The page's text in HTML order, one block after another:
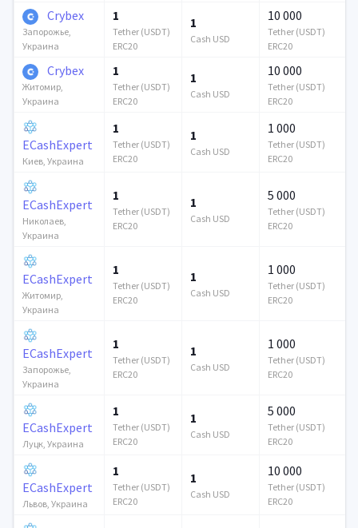
Crybex
Запорожье,
Украина
1
Tether (USDT)
ERC20
1
Cash USD
10 000
Tether (USDT)
ERC20
Crybex
Житомир,
Украина
1
Tether (USDT)
ERC20
1
Cash USD
10 000
Tether (USDT)
ERC20
ECashExpert
Киев, Украина
1
Tether (USDT)
ERC20
1
Cash USD
1 000
Tether (USDT)
ERC20
ECashExpert
Николаев,
Украина
1
Tether (USDT)
ERC20
1
Cash USD
5 000
Tether (USDT)
ERC20
ECashExpert
Житомир,
Украина
1
Tether (USDT)
ERC20
1
Cash USD
1 000
Tether (USDT)
ERC20
ECashExpert
Запорожье,
Украина
1
Tether (USDT)
ERC20
1
Cash USD
1 000
Tether (USDT)
ERC20
ECashExpert
Луцк, Украина
1
Tether (USDT)
ERC20
1
Cash USD
5 000
Tether (USDT)
ERC20
ECashExpert
Львов, Украина
1
Tether (USDT)
ERC20
1
Cash USD
10 000
Tether (USDT)
ERC20